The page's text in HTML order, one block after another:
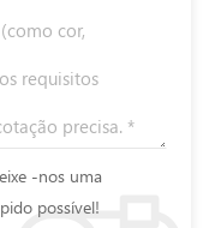
-nos uma
possível!